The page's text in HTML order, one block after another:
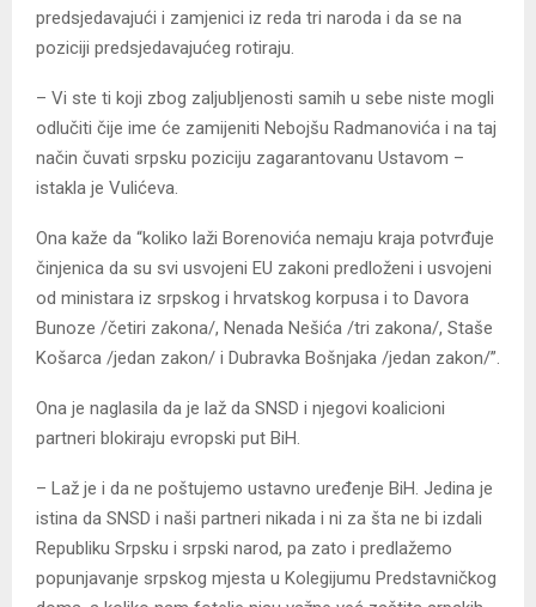
predsjedavajući i zamjenici iz reda tri naroda i da se na
poziciji predsjedavajućeg rotiraju.
– Vi ste ti koji zbog zaljubljenosti samih u sebe niste mogli
odlučiti čije ime će zamijeniti Nebojšu Radmanovića i na taj
način čuvati srpsku poziciju zagarantovanu Ustavom –
istakla je Vulićeva.
Ona kaže da “koliko laži Borenovića nemaju kraja potvrđuje
činjenica da su svi usvojeni EU zakoni predloženi i usvojeni
od ministara iz srpskog i hrvatskog korpusa i to Davora
Bunoze /četiri zakona/, Nenada Nešića /tri zakona/, Staše
Košarca /jedan zakon/ i Dubravka Bošnjaka /jedan zakon/”.
Ona je naglasila da je laž da SNSD i njegovi koalicioni
partneri blokiraju evropski put BiH.
– Laž je i da ne poštujemo ustavno uređenje BiH. Јedina je
istina da SNSD i naši partneri nikada i ni za šta ne bi izdali
Republiku Srpsku i srpski narod, pa zato i predlažemo
popunjavanje srpskog mjesta u Kolegijumu Predstavničkog